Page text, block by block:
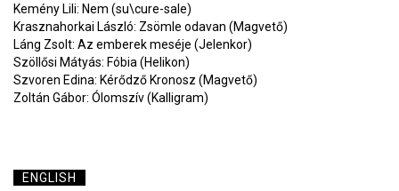
Kemény Lili: Nem (su\cure-sale)
Krasznahorkai László: Zsömle odavan (Magvető)
Láng Zsolt: Az emberek meséje (Jelenkor)
Szöllősi Mátyás: Fóbia (Helikon)
Szvoren Edina: Kérődző Kronosz (Magvető)
Zoltán Gábor: Ólomszív (Kalligram)
ENGLISH